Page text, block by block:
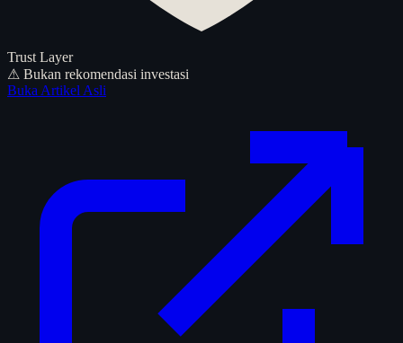
Trust Layer
⚠ Bukan rekomendasi investasi
Buka Artikel Asli